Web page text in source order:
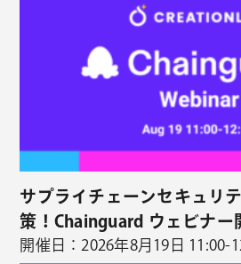
サプライチェーンセキュリ
策！Chainguard ウェビナー
開催日：2026年8月19日 11:00-